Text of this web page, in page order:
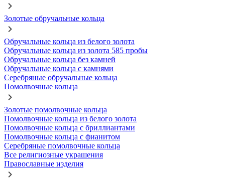
Золотые обручальные кольца
Обручальные кольца из белого золота
Обручальные кольца из золота 585 пробы
Обручальные кольца без камней
Обручальные кольца с камнями
Серебряные обручальные кольца
Помолвочные кольца
Золотые помолвочные кольца
Помолвочные кольца из белого золота
Помолвочные кольца с бриллиантами
Помолвочные кольца с фианитом
Серебряные помолвочные кольца
Все религиозные украшения
Православные изделия